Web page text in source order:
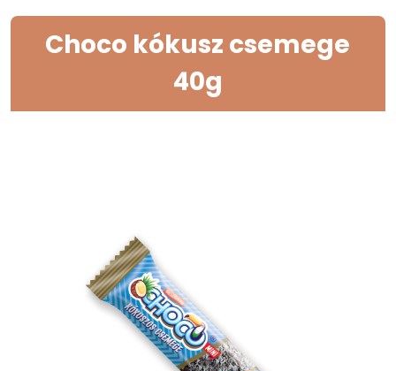
Choco kókusz csemege
40g